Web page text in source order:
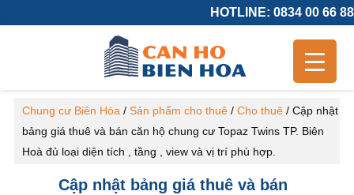
HOTLINE: 0834 00 66 88
Chung cư Biên Hòa / Sản phẩm cho thuê/ Cho thuê/ Cập nhật
bảng giá thuê và bán căn hộ chung cư Topaz Twins TP. Biên
Hoà đủ loại diện tích , tầng , view và vị trí phù hợp.
Cập nhật bảng giá thuê và bán